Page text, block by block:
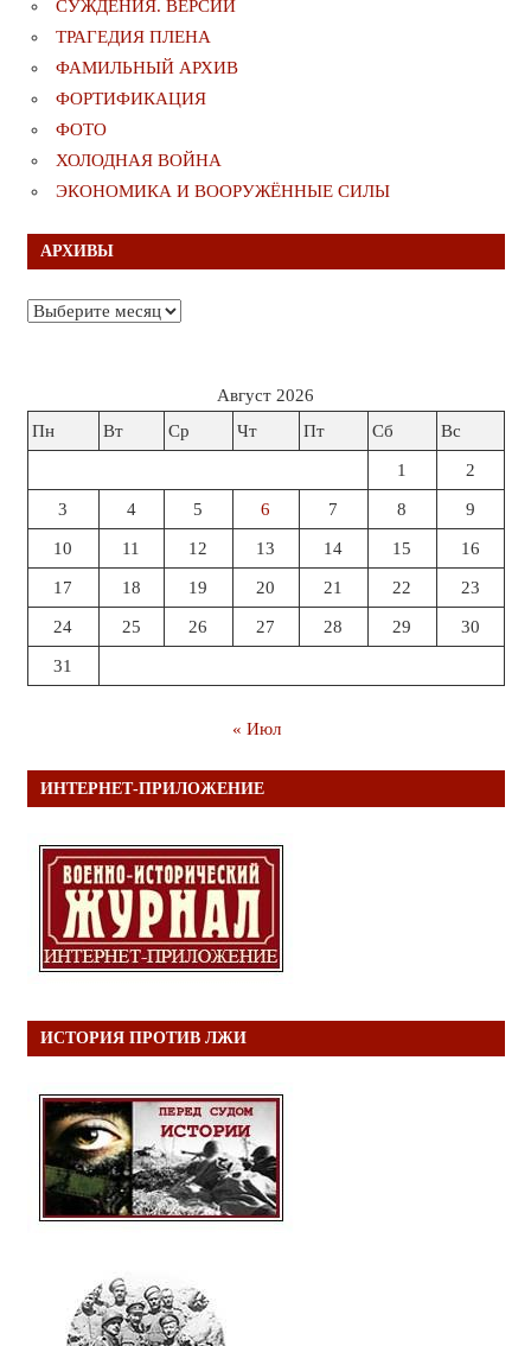
СУЖДЕНИЯ. ВЕРСИИ
ТРАГЕДИЯ ПЛЕНА
ФАМИЛЬНЫЙ АРХИВ
ФОРТИФИКАЦИЯ
ФОТО
ХОЛОДНАЯ ВОЙНА
ЭКОНОМИКА И ВООРУЖЁННЫЕ СИЛЫ
АРХИВЫ
Архивы
Август 2026
Пн
Вт Ср Чт Пт Сб Вс
1 2
3 4 5 6 7 8 9
10 11 12 13 14 15 16
17 18 19 20 21 22 23
24 25 26 27 28 29 30
31
« Июл
ИНТЕРНЕТ-ПРИЛОЖЕНИЕ
ИСТОРИЯ ПРОТИВ ЛЖИ